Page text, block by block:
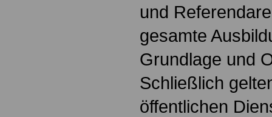
und
gesamte
Grundlage und
Schließlich
öffentlichen